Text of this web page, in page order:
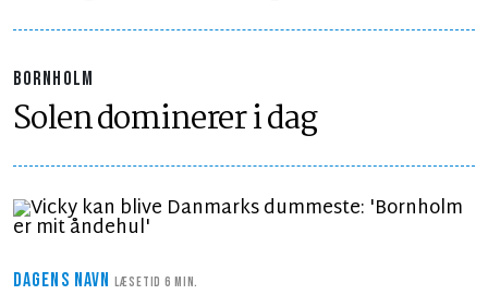
BORNHOLM
Solen dominerer i dag
DAGENS NAVNLÆSETID 6 MIN.